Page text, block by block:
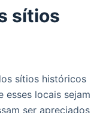
sítios
sítios históricos
esses locais sejam
ser apreciados